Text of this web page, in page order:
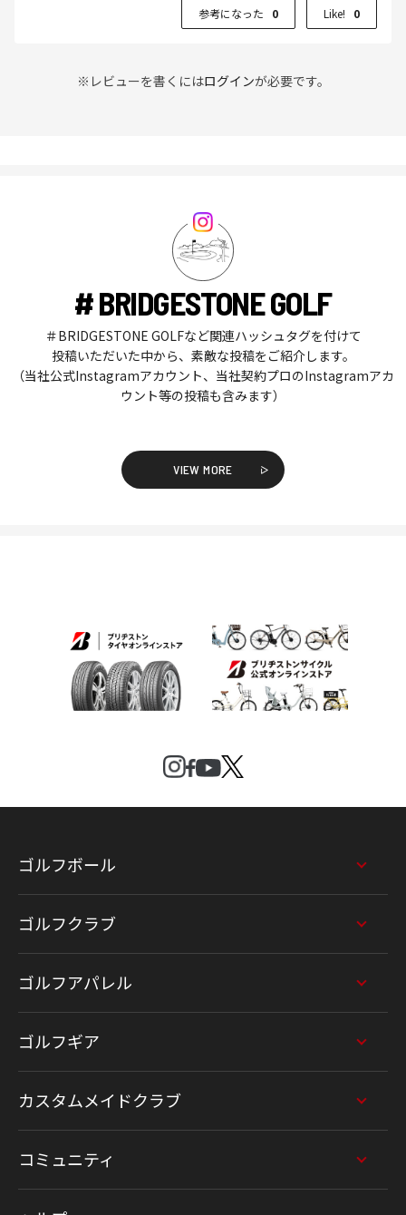
参考になった 0 Like! 0
※レビューを書くにはログインが必要です。
# BRIDGESTONE GOLF
＃BRIDGESTONE GOLFなど関連ハッシュタグを付けて
投稿いただいた中から、素敵な投稿をご紹介します。
（当社公式Instagramアカウント、当社契約プロのInstagramアカ
ウント等の投稿も含みます）
VIEW MORE
ゴルフボール
ゴルフクラブ
ゴルフアパレル
ゴルフギア
カスタムメイドクラブ
コミュニティ